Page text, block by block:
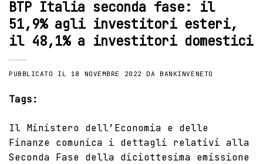
BTP Italia seconda fase: il
51,9% agli investitori esteri,
il 48,1% a investitori domestici
PUBBLICATO IL 18 NOVEMBRE 2022 DA BANKINVENETO
Tags:
Il Ministero dell’Economia e delle
Finanze comunica i dettagli relativi alla
Seconda Fase della diciottesima emissione